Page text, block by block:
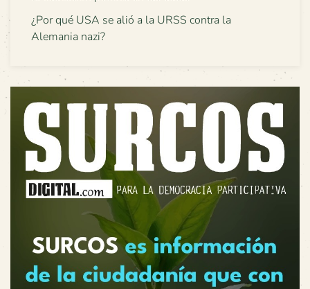
¿Por qué USA se alió a la URSS contra la
Alemania nazi?